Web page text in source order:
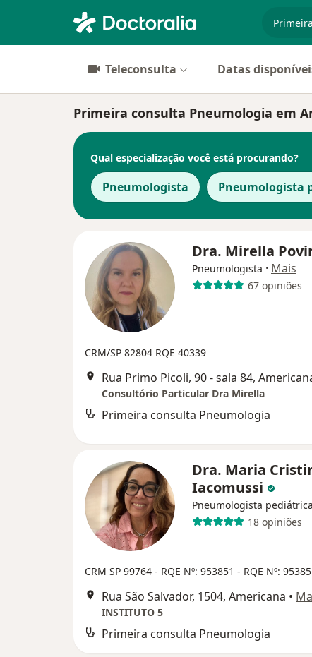
Teleconsulta Datas
Primeira consulta Pneumologia em
Qual especialização você está procurando?
Pneumologista Pneumologista
Dra. Mirella
Pneumologista · Mais
67 opiniões
CRM/SP 82804 RQE 40339
Rua Primo Picoli, 90 - sala 84,
Consultório Particular Dra Mirella
Primeira consulta Pneumologia
Dra. Maria
Iacomussi
Pneumologista pediátrica
18 opiniões
CRM SP 99764 - RQE Nº: 953851 - RQE Nº: 95385
Rua São Salvador, 1504, Americana •
INSTITUTO 5
Primeira consulta Pneumologia